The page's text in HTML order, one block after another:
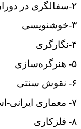
۲-سفالگری در دوران اسلامی
۳-خوشنویسی
۴-نگارگری
۵- هنرگره‌سازی
۶- نقوش سنتی
۷- معماری ایرانی-اسلامی
۸- فلزکاری